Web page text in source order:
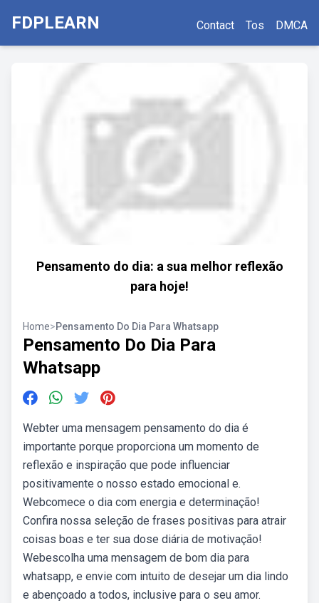
FDPLEARN Contact Tos DMCA
Pensamento do dia: a sua melhor reflexão
para hoje!
Home>Pensamento Do Dia Para Whatsapp
Pensamento Do Dia Para
Whatsapp
Webter uma mensagem pensamento do dia é
importante porque proporciona um momento de
reflexão e inspiração que pode influenciar
positivamente o nosso estado emocional e.
Webcomece o dia com energia e determinação!
Confira nossa seleção de frases positivas para atrair
coisas boas e ter sua dose diária de motivação!
Webescolha uma mensagem de bom dia para
whatsapp, e envie com intuito de desejar um dia lindo
e abençoado a todos, inclusive para o seu amor.